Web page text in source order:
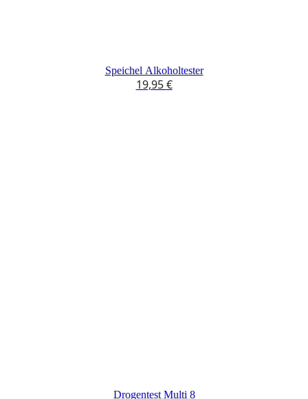
Speichel Alkoholtester
19,95€
Drogentest Multi 8